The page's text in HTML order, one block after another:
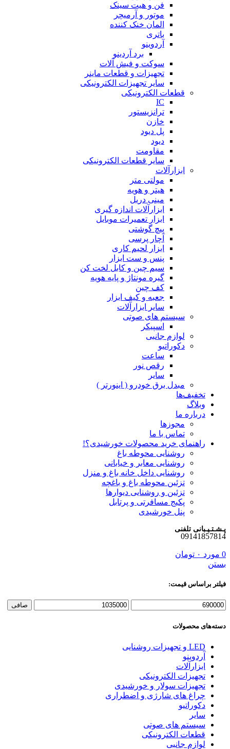
فن و هیت سینک
موتور و آرمیچر
المان خنک کننده
باتری
آردوینو
برد آردینو
سوکت و فیش آلات
تجهیزات و قطعات ماینر
سایر تجهیزات الکترونیکی
قطعات الکترونیکی
IC
ترانزیستور
خازن
پل دیود
دیود
مقاومت
سایر قطعات الکترونیکی
ابزارآلات
مولتی متر
هیتر و هویه
مینی دریل
ابزارآلات اندازه گیری
ابزار تعمیرات موبایل
پیچ گوشتی
آچار پرسی
ابزار لحیم کاری
پنس و ست ابزار
سیم چین و کابل لخت کن
گیره مونتاژ و پایه هویه
کف چین
جعبه و کیف ابزار
سایر ابزارآلات
سیستم های صوتی
اسپیکر
لوازم جانبی
دکوراتیو
ساعت
رقص نور
سایر
مبدل برق خودرو ( اینورتر )
تخفیف‌ها
وبلاگ
درباره ما
مجوزها
تماس با ما
راهنمای خرید محصولات خورشیدی؟!
روشنایی محوطه باغ
روشنایی معابر و خیابانی
روشنایی داخل خانه باغ و منزل
تزئین محوطه باغ و باغچه
تزئین و روشنایی دیوارها
پکیج مسافرتی و پرتابل
پنل خورشیدی
پـشـتـیـبانی تلفنی
09141857814
0 مورد ۰ تومان
بستن
فیلتر براساس قیمت:
حداقل
حداكثر
صافی
دسته‌های محصولات
LED و تجهیزات روشنایی
آردوینو
ابزارآلات
تجهیزات الکترونیکی
تجهیزات سولار و خورشیدی
چراغ های شارژی و اضطراری
دکوراتیو
سایر
سیستم های صوتی
قطعات الکترونیکی
لوازم جانبی